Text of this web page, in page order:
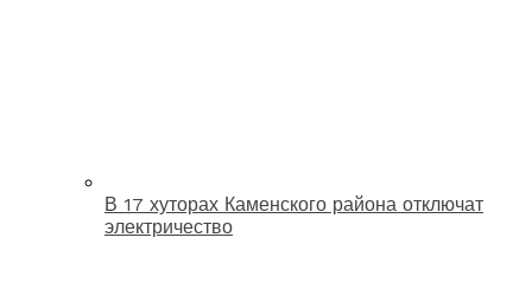
В 17 хуторах Каменского района отключат
электричество